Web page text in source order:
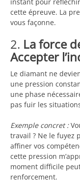
instant pour
cette épreuve. La
vous façonne.
2. La force
Accepter
Le diamant ne
une pression
une phase
pas fuir les
Exemple concret :
travail ? Ne le fuyez
affiner vos
cette pression
moment difficile
renforcement.